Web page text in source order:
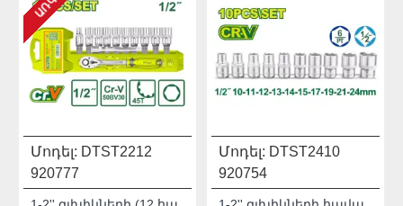
Մոդել: DTST2212
920777
Մոդել: DTST2410
920754